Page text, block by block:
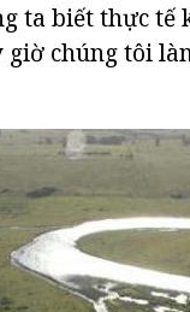
ta biết thực tế
chúng tôi